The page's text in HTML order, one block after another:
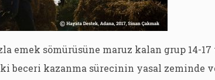
emek sömürüsüne maruz kalan grup 14-
beceri kazanma sürecinin yasal zeminde